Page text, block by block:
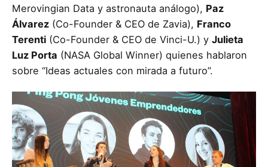
Merovingian Data y astronauta análogo), Paz
Álvarez (Co-Founder & CEO de Zavia), Franco
Terenti (Co-Founder & CEO de Vinci-U.) y Julieta
Luz Porta (NASA Global Winner) quienes hablaron
sobre “Ideas actuales con mirada a futuro”.